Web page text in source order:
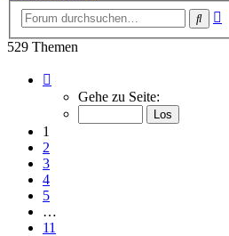
Suche
529 Themen
von
Gehe zu Seite:
1
2
3
4
5
…
11